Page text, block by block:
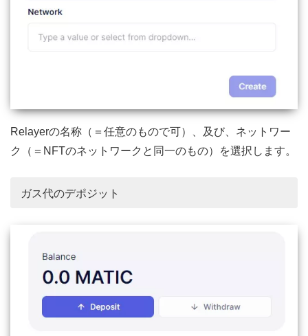
Relayerの名称（＝任意のもので可）、及び、ネットワー
ク（＝NFTのネットワークと同一のもの）を選択します。
ガス代のデポジット